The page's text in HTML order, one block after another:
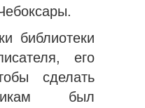
библиотеки
его
сделать
был